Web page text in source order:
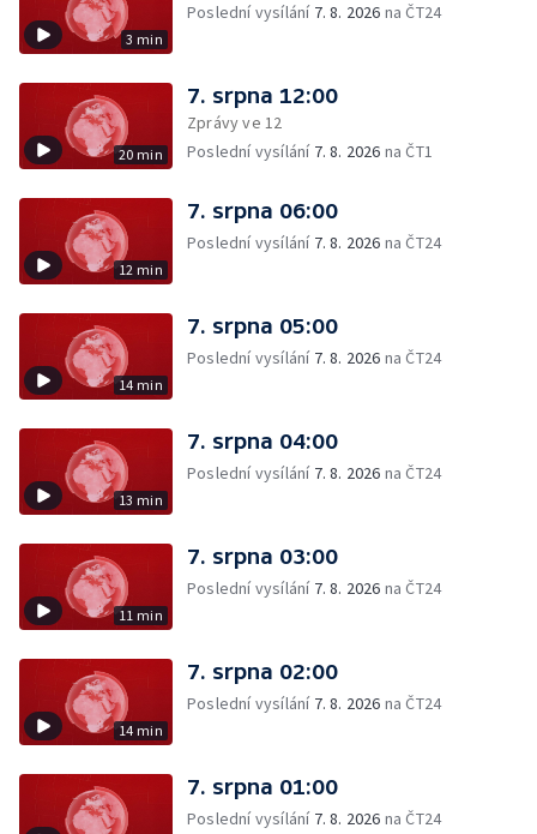
3 min
Poslední vysílání 7. 8. 2026 na ČT24
20 min
7. srpna 12:00
Zprávy ve 12
Poslední vysílání 7. 8. 2026 na ČT1
12 min
7. srpna 06:00
Poslední vysílání 7. 8. 2026 na ČT24
14 min
7. srpna 05:00
Poslední vysílání 7. 8. 2026 na ČT24
13 min
7. srpna 04:00
Poslední vysílání 7. 8. 2026 na ČT24
11 min
7. srpna 03:00
Poslední vysílání 7. 8. 2026 na ČT24
14 min
7. srpna 02:00
Poslední vysílání 7. 8. 2026 na ČT24
7. srpna 01:00
Poslední vysílání 7. 8. 2026 na ČT24